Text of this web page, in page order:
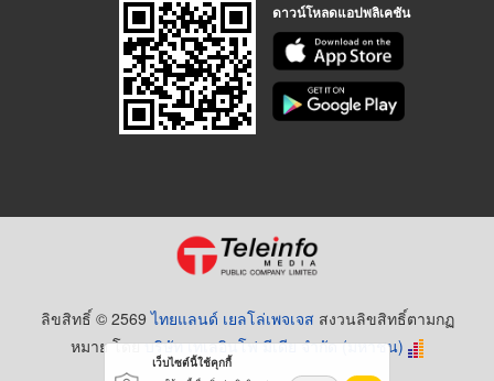
ดาวน์โหลดแอปพลิเคชัน
ลิขสิทธิ์ © 2569ไทยแลนด์ เยลโล่เพจเจส สงวนลิขสิทธิ์ตามกฏ
หมาย โดยบริษัท เทเลอินโฟ มีเดีย จำกัด (มหาชน)
เว็บไซต์นี้ใช้คุกกี้